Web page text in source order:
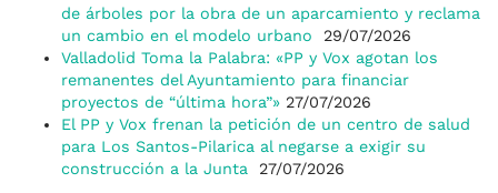
de árboles por la obra de un aparcamiento y reclama
un cambio en el modelo urbano
29/07/2026
Valladolid Toma la Palabra: «PP y Vox agotan los
remanentes del Ayuntamiento para financiar
proyectos de “última hora”» 27/07/2026
El PP y Vox frenan la petición de un centro de salud
para Los Santos-Pilarica al negarse a exigir su
construcción a la Junta
27/07/2026